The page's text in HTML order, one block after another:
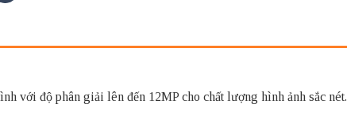
với độ phân giải lên đến 12MP cho chất lượng hình ảnh sắc nét.